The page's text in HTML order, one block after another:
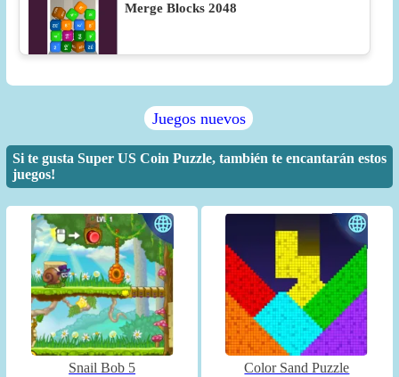
Merge Blocks 2048
Juegos nuevos
Si te gusta Super US Coin Puzzle, también te encantarán estos
juegos!
Snail Bob 5 Color Sand Puzzle